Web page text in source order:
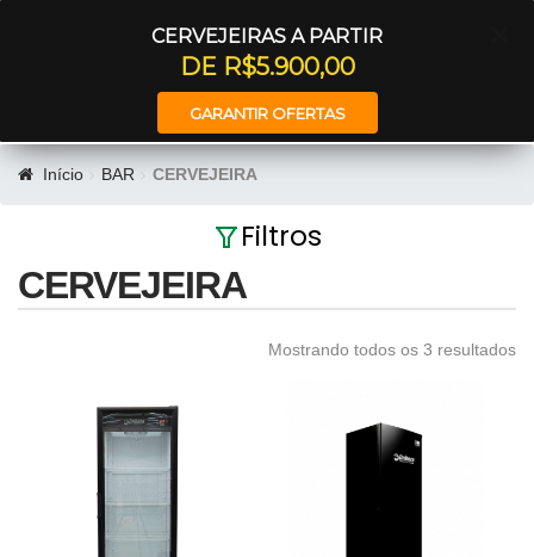
CERVEJEIRAS A PARTIR
DE R$5.900,00
GARANTIR OFERTAS
Início BAR CERVEJEIRA
Filtros
CERVEJEIRA
Mostrando todos os 3 resultados